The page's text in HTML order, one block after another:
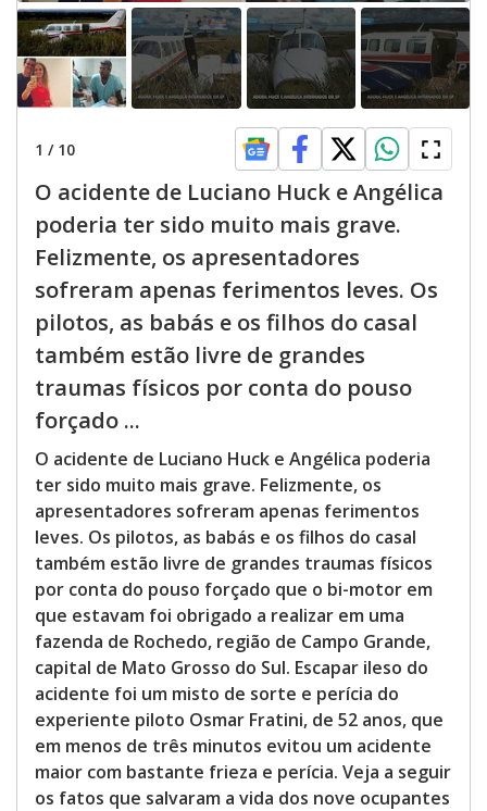
1 / 10
O acidente de Luciano Huck e Angélica
poderia ter sido muito mais grave.
Felizmente, os apresentadores
sofreram apenas ferimentos leves. Os
pilotos, as babás e os filhos do casal
também estão livre de grandes
traumas físicos por conta do pouso
forçado ...
O acidente de Luciano Huck e Angélica poderia
ter sido muito mais grave. Felizmente, os
apresentadores sofreram apenas ferimentos
leves. Os pilotos, as babás e os filhos do casal
também estão livre de grandes traumas físicos
por conta do pouso forçado que o bi-motor em
que estavam foi obrigado a realizar em uma
fazenda de Rochedo, região de Campo Grande,
capital de Mato Grosso do Sul. Escapar ileso do
acidente foi um misto de sorte e perícia do
experiente piloto Osmar Fratini, de 52 anos, que
em menos de três minutos evitou um acidente
maior com bastante frieza e perícia. Veja a seguir
os fatos que salvaram a vida dos nove ocupantes